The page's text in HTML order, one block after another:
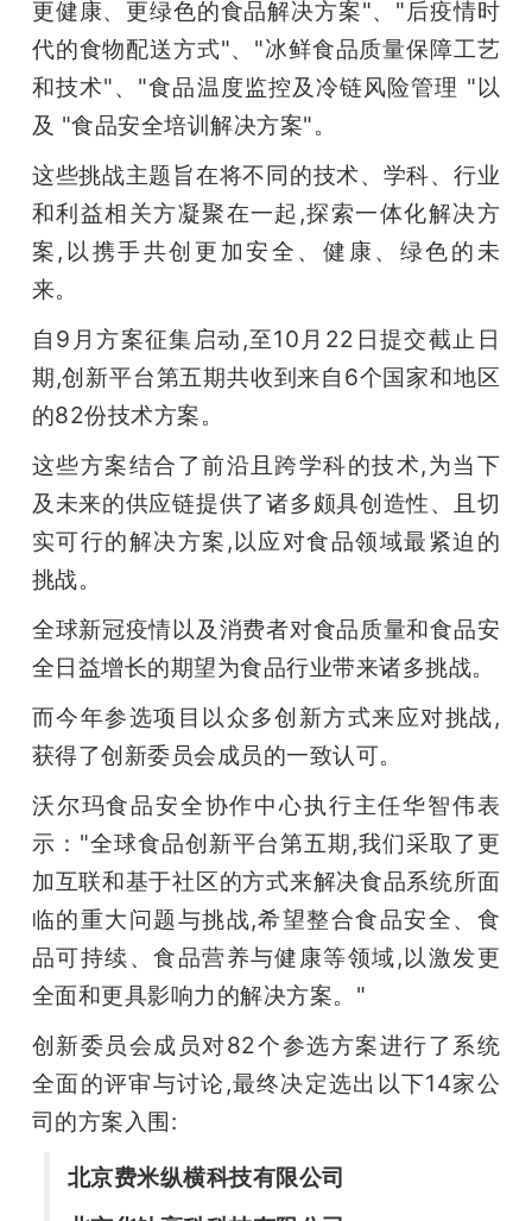
更健康、更绿色的食品解决方案"、"后疫情时
代的食物配送方式"、"冰鲜食品质量保障工艺
和技术"、"食品温度监控及冷链风险管理 "以
及 "食品安全培训解决方案"。
这些挑战主题旨在将不同的技术、学科、行业
和利益相关方凝聚在一起,探索一体化解决方
案,以携手共创更加安全、健康、绿色的未
来。
自9月方案征集启动,至10月22日提交截止日
期,创新平台第五期共收到来自6个国家和地区
的82份技术方案。
这些方案结合了前沿且跨学科的技术,为当下
及未来的供应链提供了诸多颇具创造性、且切
实可行的解决方案,以应对食品领域最紧迫的
挑战。
全球新冠疫情以及消费者对食品质量和食品安
全日益增长的期望为食品行业带来诸多挑战。
而今年参选项目以众多创新方式来应对挑战,
获得了创新委员会成员的一致认可。
沃尔玛食品安全协作中心执行主任华智伟表
示："全球食品创新平台第五期,我们采取了更
加互联和基于社区的方式来解决食品系统所面
临的重大问题与挑战,希望整合食品安全、食
品可持续、食品营养与健康等领域,以激发更
全面和更具影响力的解决方案。"
创新委员会成员对82个参选方案进行了系统
全面的评审与讨论,最终决定选出以下14家公
司的方案入围:
北京费米纵横科技有限公司